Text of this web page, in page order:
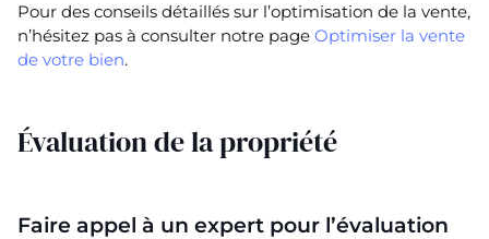
Pour des conseils détaillés sur l’optimisation de la vente,
n’hésitez pas à consulter notre page Optimiser la vente
de votre bien.
Évaluation de la propriété
Faire appel à un expert pour l’évaluation